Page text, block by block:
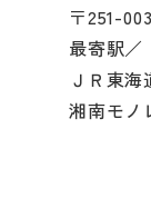
〒251-
最寄駅／
ＪＲ東
湘南モノ